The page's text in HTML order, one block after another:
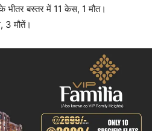
भीतर बस्तर में 11 केस, 1 मौत।
मौतें।